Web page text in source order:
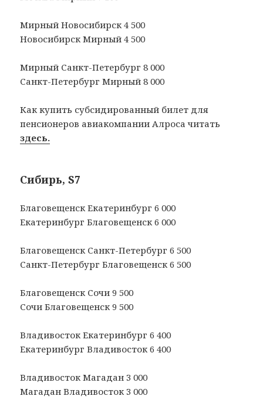
Мирный Новосибирск 4 500
Новосибирск Мирный 4 500
Мирный Санкт-Петербург 8 000
Санкт-Петербург Мирный 8 000
Как купить субсидированный билет для
пенсионеров авиакомпании Алроса читать
здесь.
Сибирь, S7
Благовещенск Екатеринбург 6 000
Екатеринбург Благовещенск 6 000
Благовещенск Санкт-Петербург 6 500
Санкт-Петербург Благовещенск 6 500
Благовещенск Сочи 9 500
Сочи Благовещенск 9 500
Владивосток Екатеринбург 6 400
Екатеринбург Владивосток 6 400
Владивосток Магадан 3 000
Магадан Владивосток 3 000